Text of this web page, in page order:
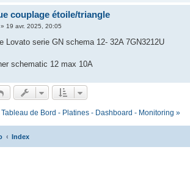
couplage étoile/triangle
19 avr. 2025, 20:05
Lovato serie GN schema 12- 32A 7GN3212U
schematic 12 max 10A
Tableau de Bord - Platines - Dashboard - Monitoring »
Index